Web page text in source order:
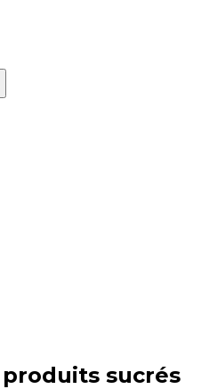
produits sucrés